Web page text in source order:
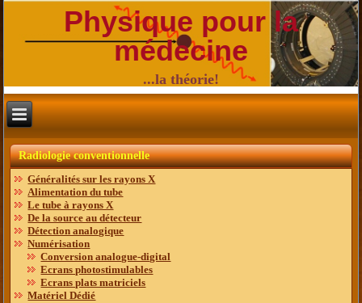
Physique pour la
médecine
...la théorie!
Radiologie conventionnelle
Généralités sur les rayons X
Alimentation du tube
Le tube à rayons X
De la source au détecteur
Détection analogique
Numérisation
Conversion analogue-digital
Ecrans photostimulables
Ecrans plats matriciels
Matériel Dédié